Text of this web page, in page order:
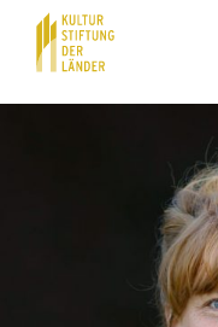
Hauptnavigation